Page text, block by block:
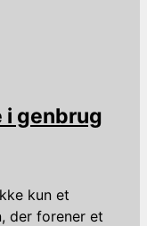
i genbrug
kun et
der forener et